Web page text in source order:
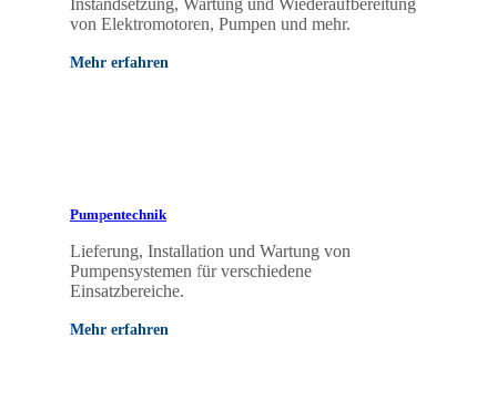
von Elektromotoren, Pumpen und mehr.
Mehr erfahren
Pumpentechnik
Lieferung, Installation und Wartung von
Pumpensystemen für verschiedene
Einsatzbereiche.
Mehr erfahren